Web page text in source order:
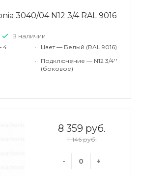
3040/04 N12 3/4 RAL 9016
В наличии
4
•
Цвет — Белый (RAL 9016)
•
Подключение — N12 3/4''
(боковое)
8 359 руб.
11 146 руб.
- +